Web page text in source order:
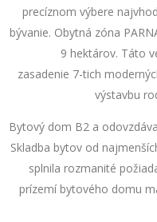
precíznom výbere
bývanie. Obytná zóna
9 hektárov. Táto
zasadenie 7-tich
výstavbu
Bytový dom B2 a
Skladba bytov od
splnila rozmanité
prízemí bytového domu